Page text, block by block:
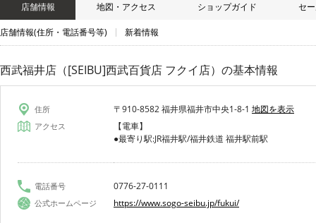
店舗情報 地図・アクセス ショップガイド セ
店舗情報(住所・電話番号等) 新着情報
西武福井店（[SEIBU]西武百貨店 フクイ店） の基本情報
住所 〒910-8582 福井県福井市中央1-8-1 地図を表示
アクセス
【電車】
●最寄り駅:JR福井駅/福井鉄道 福井駅前駅
電話番号 0776-27-0111
公式ホームページ https://www.sogo-seibu.jp/fukui/